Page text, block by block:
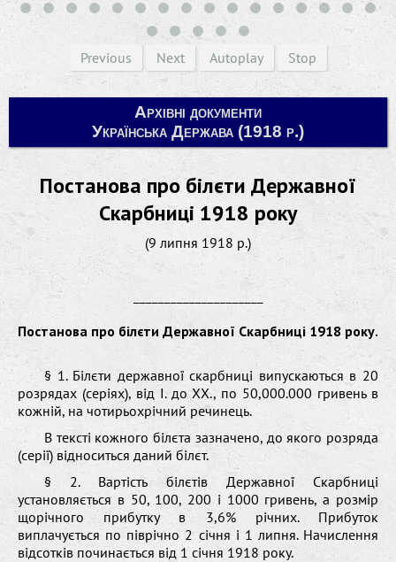
Previous Next Autoplay Stop
Архівні документи
Українська Держава (1918 р.)
Постанова про білєти Державної
Скарбниці 1918 року
(9 липня 1918 р.)
Постанова про білєти Державної Скарбниці 1918 року.
§ 1. Білєти державної скарбниці випускаються в 20
розрядах (серіях), від І. до ХХ., по 50,000.000 гривень в
кожній, на чотирьохрічний речинець.
В тексті кожного білєта зазначено, до якого розряда
(серії) відноситься даний білєт.
§ 2. Вартість білєтів Державної Скарбниці
установляється в 50, 100, 200 і 1000 гривень, а розмір
щорічного прибутку в 3,6% річних. Прибуток
виплачується по піврічно 2 січня і 1 липня. Начислення
відсотків починається від 1 січня 1918 року.